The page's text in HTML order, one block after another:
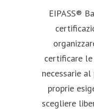
EIPASS®
certificare
necessarie
proprie
scegliere